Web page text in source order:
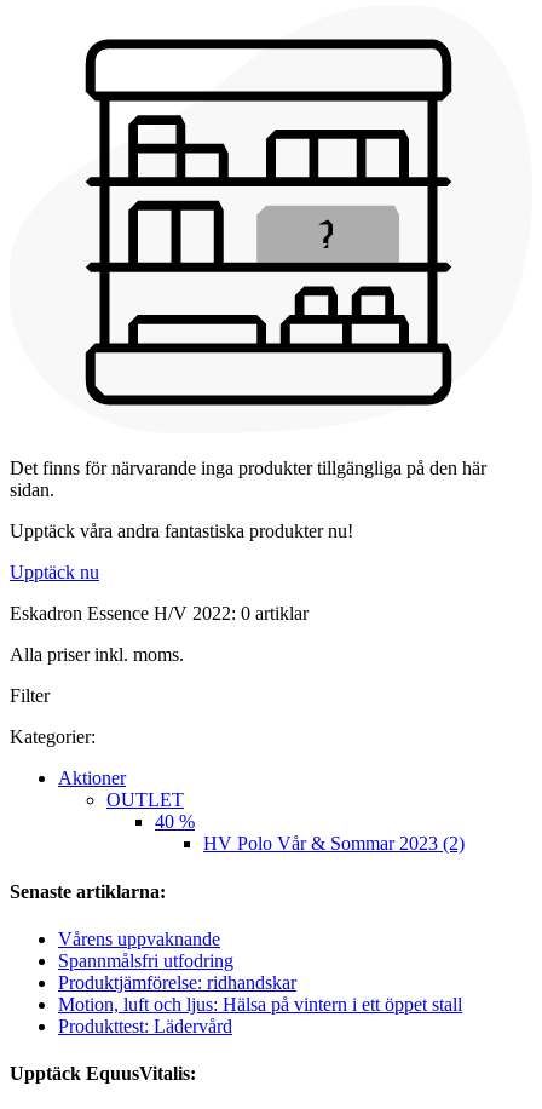
Det finns för närvarande inga produkter tillgängliga på den här
sidan.
Upptäck våra andra fantastiska produkter nu!
Upptäck nu
Eskadron Essence H/V 2022: 0 artiklar
Alla priser inkl. moms.
Filter
Kategorier:
Aktioner
OUTLET
40 %
HV Polo Vår & Sommar 2023 (2)
Senaste artiklarna:
Vårens uppvaknande
Spannmålsfri utfodring
Produktjämförelse: ridhandskar
Motion, luft och ljus: Hälsa på vintern i ett öppet stall
Produkttest: Lädervård
Upptäck EquusVitalis: